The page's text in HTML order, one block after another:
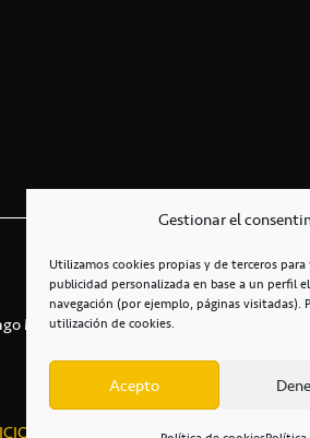
Gestionar el
Utilizamos cookies propias y de terceros
publicidad personalizada en base a un perfil
navegación (por ejemplo, páginas visitadas).
utilización de cookies.
Acepto
Martín
COMERCIALES / ACCESIBILIDAD